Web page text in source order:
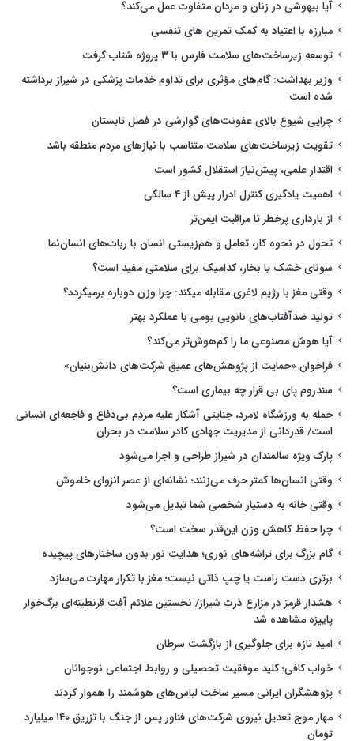
آیا بیهوشی در زنان و مردان متفاوت عمل می‌کند؟
مبارزه با اعتیاد به کمک تمرین های تنفسی
توسعه زیرساخت‌های سلامت فارس با ۳ پروژه شتاب گرفت
وزیر بهداشت: گام‌های مؤثری برای تداوم خدمات پزشکی در شیراز برداشته
شده است
چرایی شیوع بالای عفونت‌های گوارشی در فصل تابستان
تقویت زیرساخت‌های سلامت متناسب با نیازهای مردم منطقه باشد
اقتدار علمی، پیش‌نیاز استقلال کشور است
اهمیت یادگیری کنترل ادرار پیش از ۴ سالگی
از بارداری پرخطر تا مراقبت ایمن‌تر
تحول در نحوه کار، تعامل و هم‌زیستی انسان با ربات‌های انسان‌نما
سونای خشک یا بخار، کدامیک برای سلامتی مفید است؟
وقتی مغز با رژیم لاغری مقابله میکند: چرا وزن دوباره برمیگردد؟
تولید ضدآفتاب‌های نانویی بومی با عملکرد بهتر
آیا هوش مصنوعی ما را کم‌هوش‌تر می‌کند؟
فراخوان «حمایت از پژوهش‌های عمیق شرکت‌های دانش‌بنیان»
سندروم پای بی قرار چه بیماری است؟
حمله به ورزشگاه لامرد، جنایتی آشکار علیه مردم بی‌دفاع و فاجعه‌ای انسانی
است/ قدردانی از مدیریت جهادی کادر سلامت در بحران
پارک ویژه سالمندان در شیراز طراحی و اجرا می‌شود
وقتی انسان‌ها کمتر حرف می‌زنند؛ نشانه‌ای از عصر انزوای خاموش
وقتی خانه به دستیار شخصی شما تبدیل می‌شود
چرا حفظ کاهش وزن این‌قدر سخت است؟
گام بزرگ برای تراشه‌های نوری؛ هدایت نور بدون ساختارهای پیچیده
برتری دست راست یا چپ ذاتی نیست؛ مغز با تکرار مهارت می‌سازد
هشدار قرمز در مزارع ذرت شیراز/ نخستین علائم آفت قرنطینه‌ای برگ‌خوار
پاییزه مشاهده شد
امید تازه برای جلوگیری از بازگشت سرطان
خواب کافی؛ کلید موفقیت تحصیلی و روابط اجتماعی نوجوانان
پژوهشگران ایرانی مسیر ساخت لباس‌های هوشمند را هموار کردند
مهار موج تعدیل نیروی شرکت‌های فناور پس از جنگ با تزریق ۱۴۰ میلیارد
تومان